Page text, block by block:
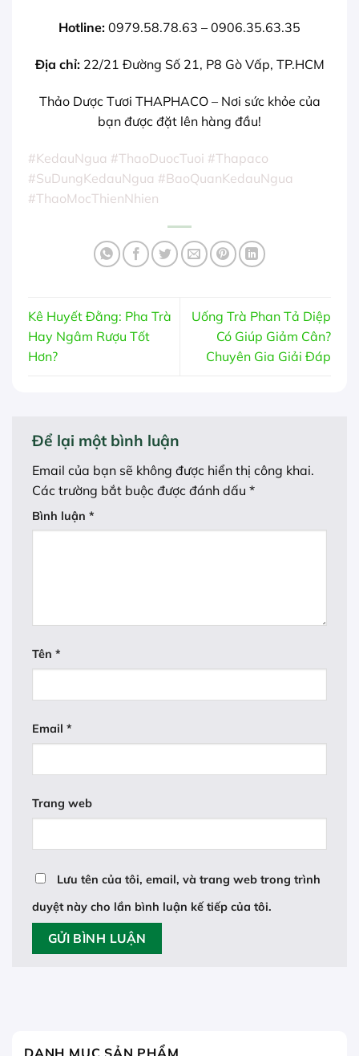
Hotline: 0979.58.78.63 – 0906.35.63.35
Địa chỉ:22/21 Đường Số 21, P8 Gò Vấp, TP.HCM
Thảo Dược Tươi THAPHACO – Nơi sức khỏe của
bạn được đặt lên hàng đầu!
#KedauNgua #ThaoDuocTuoi #Thapaco
#SuDungKedauNgua #BaoQuanKedauNgua
#ThaoMocThienNhien
Kê Huyết Đằng: Pha Trà
Hay Ngâm Rượu Tốt
Hơn?
Uống Trà Phan Tả Diệp
Có Giúp Giảm Cân?
Chuyên Gia Giải Đáp
Để lại một bình luận
Email của bạn sẽ không được hiển thị công khai.
Các trường bắt buộc được đánh dấu *
Bình luận *
Tên *
Email *
Trang web
Lưu tên của tôi, email, và trang web trong trình
duyệt này cho lần bình luận kế tiếp của tôi.